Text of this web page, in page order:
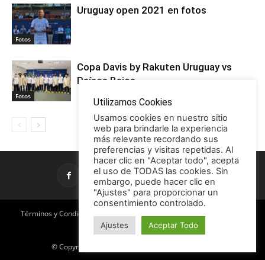
Fotos
Uruguay open 2021 en fotos
Fotos
Copa Davis by Rakuten Uruguay vs
Países Bajos
Términos y Condiciones
Publicidad en TCE
Licencia CC
© Copyright 2026 - Tenis con Estilo / TCE Noticias
Utilizamos Cookies
Usamos cookies en nuestro sitio
web para brindarle la experiencia
más relevante recordando sus
preferencias y visitas repetidas. Al
hacer clic en "Aceptar todo", acepta
el uso de TODAS las cookies. Sin
embargo, puede hacer clic en
"Ajustes" para proporcionar un
consentimiento controlado.
Ajustes Aceptar Todo